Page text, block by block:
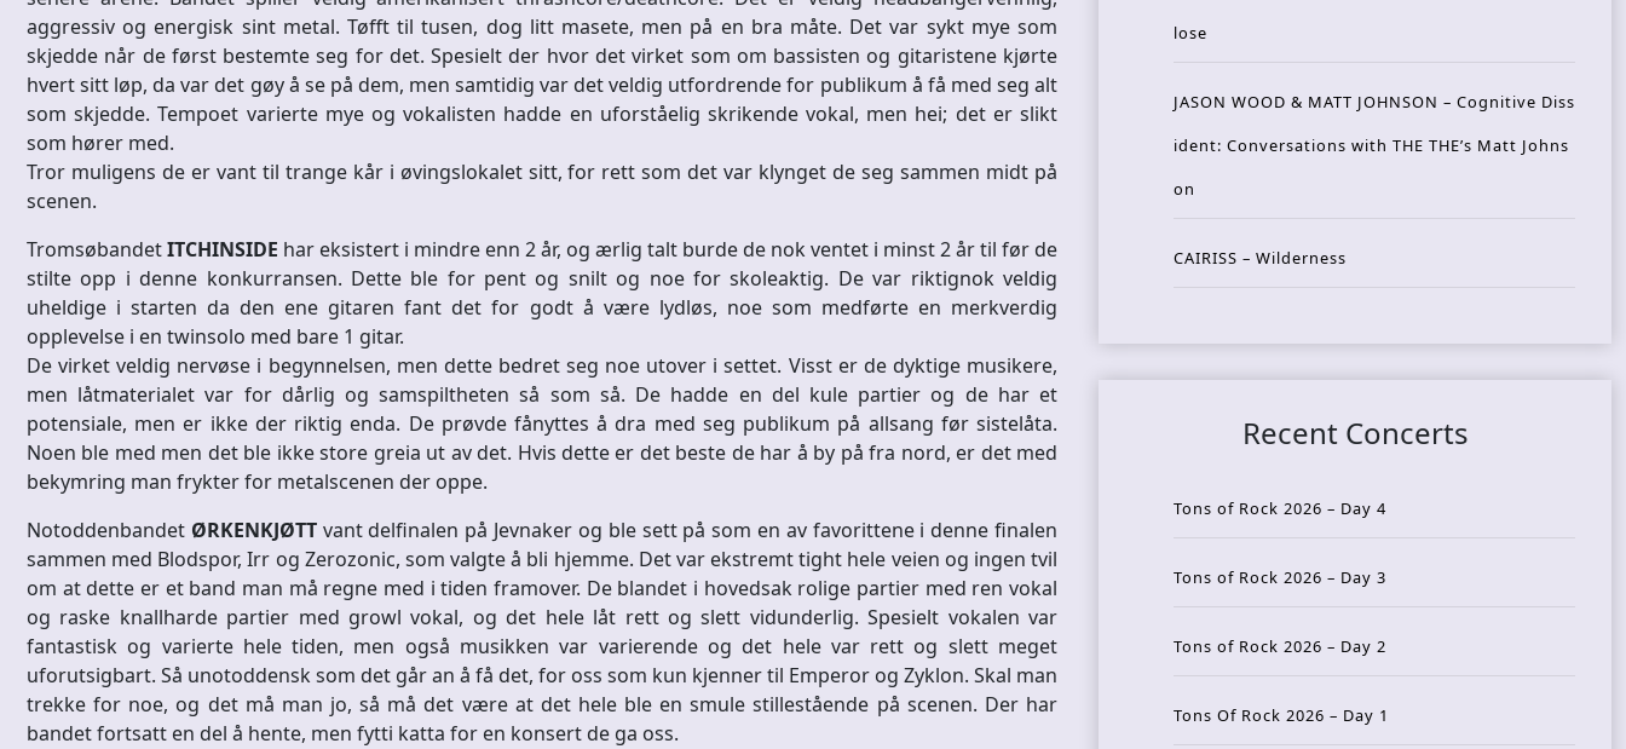
aggressiv og energisk sint metal. Tøfft til tusen, dog litt masete, men på en bra måte. Det var sykt mye som
skjedde når de først bestemte seg for det. Spesielt der hvor det virket som om bassisten og gitaristene kjørte
hvert sitt løp, da var det gøy å se på dem, men samtidig var det veldig utfordrende for publikum å få med seg alt
som skjedde. Tempoet varierte mye og vokalisten hadde en uforståelig skrikende vokal, men hei; det er slikt
som hører med.
Tror muligens de er vant til trange kår i øvingslokalet sitt, for rett som det var klynget de seg sammen midt på
scenen.
TromsøbandetITCHINSIDE har eksistert i mindre enn 2 år, og ærlig talt burde de nok ventet i minst 2 år til før de
stilte opp i denne konkurransen. Dette ble for pent og snilt og noe for skoleaktig. De var riktignok veldig
uheldige i starten da den ene gitaren fant det for godt å være lydløs, noe som medførte en merkverdig
opplevelse i en twinsolo med bare 1 gitar.
De virket veldig nervøse i begynnelsen, men dette bedret seg noe utover i settet. Visst er de dyktige musikere,
men låtmaterialet var for dårlig og samspiltheten så som så. De hadde en del kule partier og de har et
potensiale, men er ikke der riktig enda. De prøvde fånyttes å dra med seg publikum på allsang før sistelåta.
Noen ble med men det ble ikke store greia ut av det. Hvis dette er det beste de har å by på fra nord, er det med
bekymring man frykter for metalscenen der oppe.
Notoddenbandet ØRKENKJØTTvant delfinalen på Jevnaker og ble sett på som en av favorittene i denne finalen
sammen med Blodspor, Irr og Zerozonic, som valgte å bli hjemme. Det var ekstremt tight hele veien og ingen tvil
om at dette er et band man må regne med i tiden framover. De blandet i hovedsak rolige partier med ren vokal
og raske knallharde partier med growl vokal, og det hele låt rett og slett vidunderlig. Spesielt vokalen var
fantastisk og varierte hele tiden, men også musikken var varierende og det hele var rett og slett meget
uforutsigbart. Så unotoddensk som det går an å få det, for oss som kun kjenner til Emperor og Zyklon. Skal man
trekke for noe, og det må man jo, så må det være at det hele ble en smule stillestående på scenen. Der har
bandet fortsatt en del å hente, men fytti katta for en konsert de ga oss.
lose
JASON WOOD & MATT JOHNSON – Cognitive Diss
ident: Conversations with THE THE’s Matt Johns
on
CAIRISS – Wilderness
Recent Concerts
Tons of Rock 2026 – Day 4
Tons of Rock 2026 – Day 3
Tons of Rock 2026 – Day 2
Tons Of Rock 2026 – Day 1